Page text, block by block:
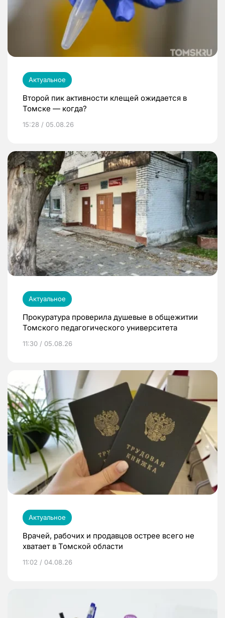
Актуальное
Второй пик активности клещей ожидается в
Томске — когда?
15:28 / 05.08.26
Актуальное
Прокуратура проверила душевые в общежитии
Томского педагогического университета
11:30 / 05.08.26
Актуальное
Врачей, рабочих и продавцов острее всего не
хватает в Томской области
11:02 / 04.08.26